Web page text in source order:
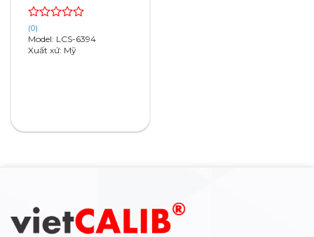
Rated
0
out
(0)
Model: LCS-6394
Xuất xứ: Mỹ